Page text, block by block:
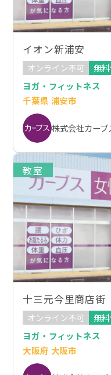
イオン新浦安
オンライン不可
無
ヨガ・フィットネス
千葉県 浦安市
株式会社カーブ
教室
十三元今里商店街
オンライン不可
無
ヨガ・フィットネス
大阪府 大阪市